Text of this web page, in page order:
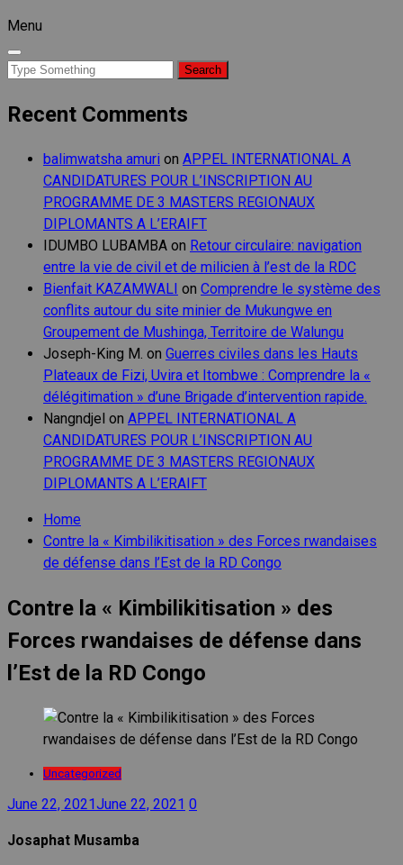
Menu
Search
Recent Comments
balimwatsha amuri on APPEL INTERNATIONAL A
CANDIDATURES POUR L’INSCRIPTION AU
PROGRAMME DE 3 MASTERS REGIONAUX
DIPLOMANTS A L’ERAIFT
IDUMBO LUBAMBA on Retour circulaire: navigation
entre la vie de civil et de milicien à l’est de la RDC
Bienfait KAZAMWALI on Comprendre le système des
conflits autour du site minier de Mukungwe en
Groupement de Mushinga, Territoire de Walungu
Joseph-King M. on Guerres civiles dans les Hauts
Plateaux de Fizi, Uvira et Itombwe : Comprendre la «
délégitimation » d’une Brigade d’intervention rapide.
Nangndjel on APPEL INTERNATIONAL A
CANDIDATURES POUR L’INSCRIPTION AU
PROGRAMME DE 3 MASTERS REGIONAUX
DIPLOMANTS A L’ERAIFT
Home
Contre la « Kimbilikitisation » des Forces rwandaises
de défense dans l’Est de la RD Congo
Contre la « Kimbilikitisation » des
Forces rwandaises de défense dans
l’Est de la RD Congo
Uncategorized
June 22, 2021June 22, 2021 0
Josaphat Musamba